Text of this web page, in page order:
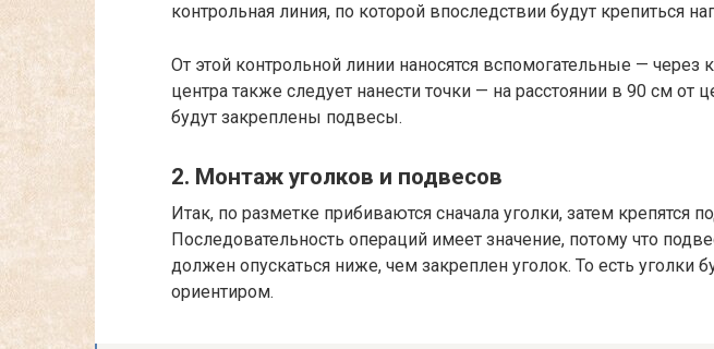
контрольная линия, по которой впоследствии будут крепиться
От этой контрольной линии наносятся вспомогательные —
центра также следует нанести точки — на расстоянии в 90 см от
будут закреплены подвесы.
2. Монтаж уголков и подвесов
Итак, по разметке прибиваются сначала уголки, затем крепятся
Последовательность операций имеет значение, потому что
должен опускаться ниже, чем закреплен уголок. То есть уголки
ориентиром.